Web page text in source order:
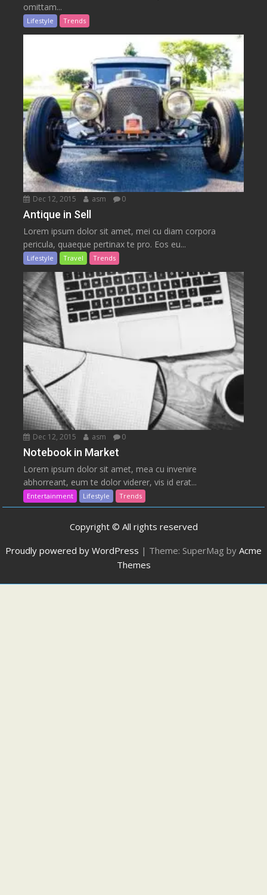
omittam...
Lifestyle Trends
Dec 12, 2015 asm 0
Antique in Sell
Lorem ipsum dolor sit amet, mei cu diam corpora
pericula, quaeque pertinax te pro. Eos eu...
Lifestyle Travel Trends
Dec 12, 2015 asm 0
Notebook in Market
Lorem ipsum dolor sit amet, mea cu invenire
abhorreant, eum te dolor viderer, vis id erat...
Entertainment Lifestyle Trends
Copyright © All rights reserved
Proudly powered by WordPress | Theme: SuperMag by Acme
Themes